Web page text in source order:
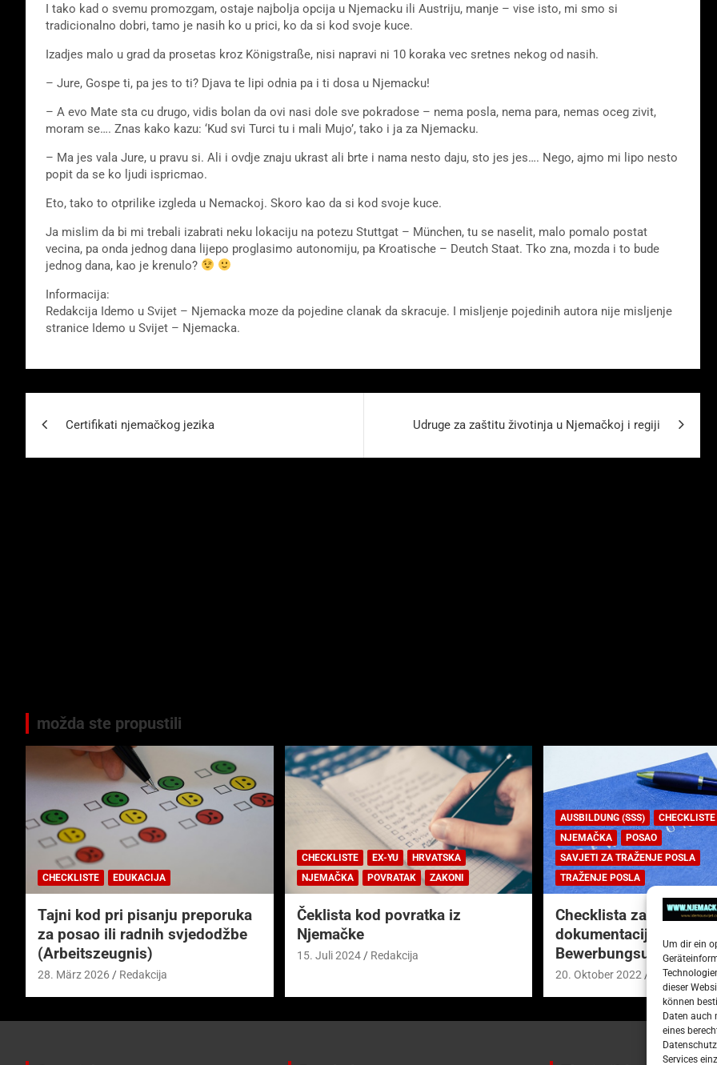
Um dir ein
dieser
können
Daten auch
eines
Services
I tako kad o svemu promozgam, ostaje najbolja opcija u Njemacku ili Austriju, manje – vise isto, mi smo si
tradicionalno dobri, tamo je nasih ko u prici, ko da si kod svoje kuce.
Izadjes malo u grad da prosetas kroz Königstraße, nisi napravi ni 10 koraka vec sretnes nekog od nasih.
– Jure, Gospe ti, pa jes to ti? Djava te lipi odnia pa i ti dosa u Njemacku!
– A evo Mate sta cu drugo, vidis bolan da ovi nasi dole sve pokradose – nema posla, nema para, nemas oceg zivit,
moram se…. Znas kako kazu: ‘Kud svi Turci tu i mali Mujo’, tako i ja za Njemacku.
– Ma jes vala Jure, u pravu si. Ali i ovdje znaju ukrast ali brte i nama nesto daju, sto jes jes…. Nego, ajmo mi lipo nesto
popit da se ko ljudi ispricmao.
Eto, tako to otprilike izgleda u Nemackoj. Skoro kao da si kod svoje kuce.
Ja mislim da bi mi trebali izabrati neku lokaciju na potezu Stuttgat – München, tu se naselit, malo pomalo postat
vecina, pa onda jednog dana lijepo proglasimo autonomiju, pa Kroatische – Deutch Staat. Tko zna, mozda i to bude
jednog dana, kao je krenulo?
Informacija:
Redakcija Idemo u Svijet – Njemacka moze da pojedine clanak da skracuje. I misljenje pojedinih autora nije misljenje
stranice Idemo u Svijet – Njemacka.
Certifikati njemačkog jezika Udruge za zaštitu životinja u Njemačkoj i regiji
možda ste propustili
CHECKLISTE EDUKACIJA
Tajni kod pri pisanju preporuka
za posao ili radnih svjedodžbe
(Arbeitszeugnis)
28. März 2026 Redakcija
CHECKLISTE EX-YU
HRVATSKA
NJEMAČKA
POVRATAK ZAKONI
Čeklista kod povratka iz
Njemačke
15. Juli 2024 Redakcija
AUSBILDUNG (SSS)
CHECKLISTE
NJEMAČKA
POSAO
SAVJETI ZA TRAŽENJE POSLA
TRAŽENJE POSLA
Checklista za prijavnu
dokumentaciju (njem.
20. Oktober 2022 Redakcija